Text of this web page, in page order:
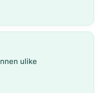
ulike